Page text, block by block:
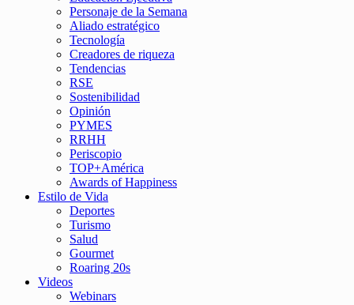
Personaje de la Semana
Aliado estratégico
Tecnología
Creadores de riqueza
Tendencias
RSE
Sostenibilidad
Opinión
PYMES
RRHH
Periscopio
TOP+América
Awards of Happiness
Estilo de Vida
Deportes
Turismo
Salud
Gourmet
Roaring 20s
Videos
Webinars